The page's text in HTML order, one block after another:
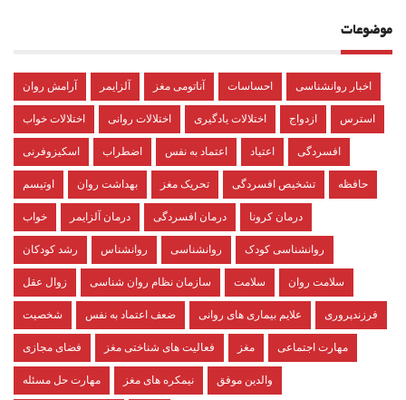
موضوعات
آرامش روان آلزایمر آناتومی مغز احساسات اخبار روانشناسی
اختلالات خواب اختلالات روانی اختلالات یادگیری ازدواج استرس
اسکیزوفرنی اضطراب اعتماد به نفس اعتیاد افسردگی
اوتیسم بهداشت روان تحریک مغز تشخیص افسردگی حافظه
خواب درمان آلزایمر درمان افسردگی درمان کرونا
رشد کودکان روانشناس روانشناسی روانشناسی کودک
زوال عقل سازمان نظام روان شناسی سلامت سلامت روان
شخصیت ضعف اعتماد به نفس علایم بیماری های روانی فرزندپروری
فضای مجازی فعالیت های شناختی مغز مغز مهارت اجتماعی
مهارت حل مسئله نیمکره های مغز والدین موفق